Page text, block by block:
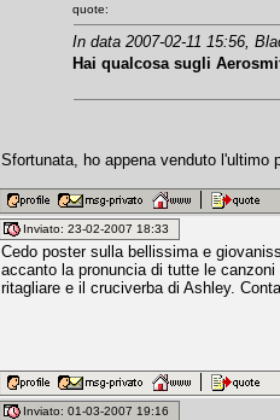
quote:
In data 2007-02-11 15:56,
Hai qualcosa sugli
Sfortunata, ho appena venduto l'ultimo
Inviato: 23-02-2007 18:33
Cedo poster sulla bellissima e
accanto la pronuncia di tutte le
ritagliare e il cruciverba di Ashley.
Inviato: 01-03-2007 19:16